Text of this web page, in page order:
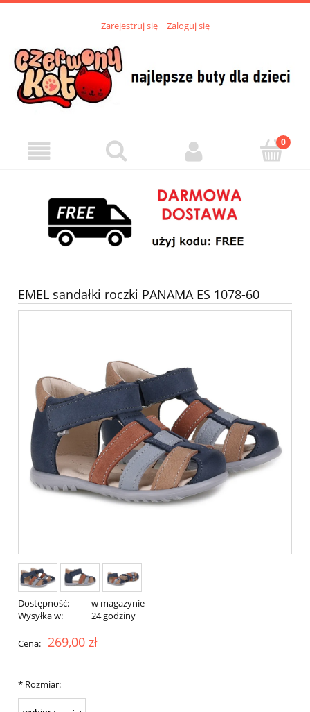
Zarejestruj się Zaloguj się
EMEL sandałki roczki PANAMA ES 1078-60
Dostępność:
w magazynie
Wysyłka w:
24 godziny
Cena: 269,00 zł
* Rozmiar: